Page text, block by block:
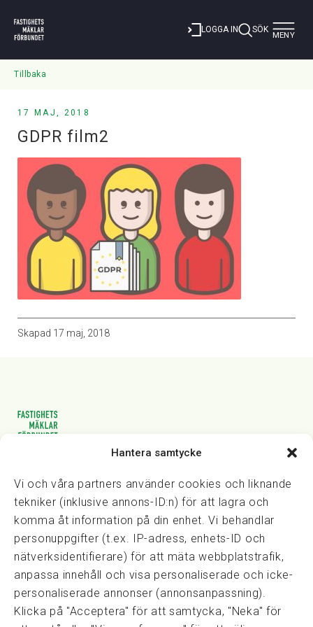
Hantera samtycke
Vi och våra partners använder cookies och liknande
tekniker (inklusive annons-ID:n) för att lagra och
komma åt information på din enhet. Vi behandlar
personuppgifter (t.ex. IP-adress, enhets-ID och
nätverksidentifierare) för att mäta webbplatstrafik,
anpassa innehåll och visa personaliserade och icke-
personaliserade annonser (annonsanpassning).
Klicka på "Acceptera" för att samtycka, "Neka" för
LOGGA IN SÖK Toggle
MENY
Tillbaka
17 MAJ, 2018
GDPR film2
Skapad 17 maj, 2018
Vasagatan 28, 111 20 Stockholm
kansli@fmf.se
Snabblänkar
Prisexempel
Medarbetare
Policies & integritet
Information om Cookie-hantering och Google Analytics